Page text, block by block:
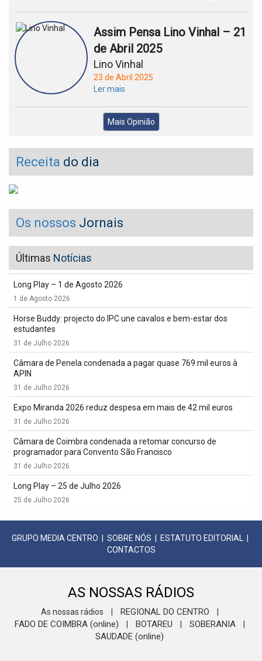
Assim Pensa Lino Vinhal – 21
de Abril 2025
Lino Vinhal
23 de Abril 2025
Ler mais
Mais Opinião
Receita do dia
Os nossos Jornais
Últimas Notícias
Long Play – 1 de Agosto 2026
1 de Agosto 2026
Horse Buddy: projecto do IPC une cavalos e bem-estar dos
estudantes
31 de Julho 2026
Câmara de Penela condenada a pagar quase 769 mil euros à
APIN
31 de Julho 2026
Expo Miranda 2026 reduz despesa em mais de 42 mil euros
31 de Julho 2026
Câmara de Coimbra condenada a retomar concurso de
programador para Convento São Francisco
31 de Julho 2026
Long Play – 25 de Julho 2026
25 de Julho 2026
GRUPO MEDIA CENTRO SOBRE NÓS ESTATUTO EDITORIAL
CONTACTOS
AS NOSSAS RÁDIOS
As nossas rádios REGIONAL DO CENTRO
FADO DE COIMBRA (online) BOTAREU SOBERANIA
SAUDADE (online)